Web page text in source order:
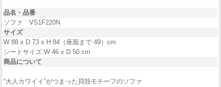
品名・ 品番
ソファ VS1F220N
サイズ
W 88 x D 73 x H 84（座面まで 49）cm
シートサイズ:W 46 x D 50 cm
商品について
“大人カワイイ”がつまった貝殻モチーフのソファ